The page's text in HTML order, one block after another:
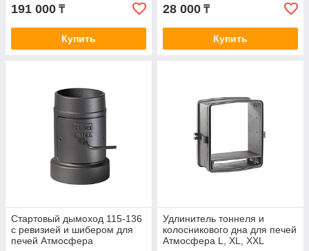
191 000 ₸
Купить
28 000 ₸
Купить
Стартовый дымоход 115-136
с ревизией и шибером для
печей Атмосфера
Удлинитель тоннеля и
колосникового дна для печей
Атмосфера L, XL, XXL